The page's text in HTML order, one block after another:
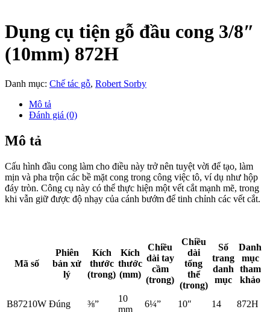
Dụng cụ tiện gỗ đầu cong 3/8″
(10mm) 872H
Danh mục: Chế tác gỗ, Robert Sorby
Mô tả
Đánh giá (0)
Mô tả
Cấu hình đầu cong làm cho điều này trở nên tuyệt vời để tạo, làm
mịn và pha trộn các bề mặt cong trong công việc tô, ví dụ như hộp
đáy tròn. Công cụ này có thể thực hiện một vết cắt mạnh mẽ, trong
khi vẫn giữ được độ nhạy của cánh bướm để tinh chỉnh các vết cắt.
Mã số
Phiên
bản xử
lý
Kích
thước
(trong)
Kích
thước
(mm)
Chiều
dài tay
cầm
(trong)
Chiều
dài
tổng
thể
(trong)
Số
trang
danh
mục
Danh
mục
tham
khảo
B87210W Đúng ⅜”
10
mm
6¼” 10″ 14 872H